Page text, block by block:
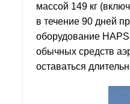
массой 149 кг
в течение 90 дней
оборудование
обычных средств
оставаться